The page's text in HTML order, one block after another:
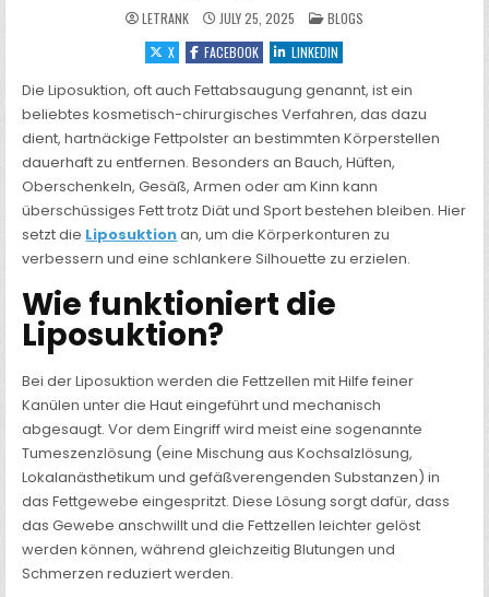
LETRANK JULY 25, 2025 POSTED
IN
BLOGS
X
FACEBOOK LINKEDIN
Die Liposuktion, oft auch Fettabsaugung genannt, ist ein
beliebtes kosmetisch-chirurgisches Verfahren, das dazu
dient, hartnäckige Fettpolster an bestimmten Körperstellen
dauerhaft zu entfernen. Besonders an Bauch, Hüften,
Oberschenkeln, Gesäß, Armen oder am Kinn kann
überschüssiges Fett trotz Diät und Sport bestehen bleiben. Hier
setzt die Liposuktionan, um die Körperkonturen zu
verbessern und eine schlankere Silhouette zu erzielen.
Wie funktioniert die
Liposuktion?
Bei der Liposuktion werden die Fettzellen mit Hilfe feiner
Kanülen unter die Haut eingeführt und mechanisch
abgesaugt. Vor dem Eingriff wird meist eine sogenannte
Tumeszenzlösung (eine Mischung aus Kochsalzlösung,
Lokalanästhetikum und gefäßverengenden Substanzen) in
das Fettgewebe eingespritzt. Diese Lösung sorgt dafür, dass
das Gewebe anschwillt und die Fettzellen leichter gelöst
werden können, während gleichzeitig Blutungen und
Schmerzen reduziert werden.